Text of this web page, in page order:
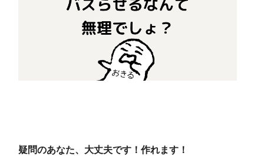
疑問のあなた、大丈夫です！作れます！